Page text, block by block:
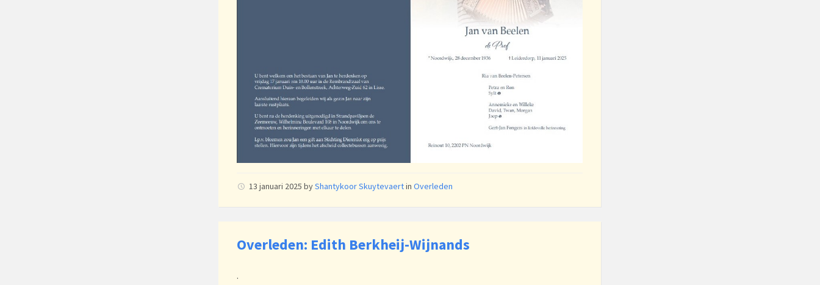
13 januari 2025byShantykoor SkuytevaertinOverleden
Overleden: Edith Berkheij-Wijnands
.